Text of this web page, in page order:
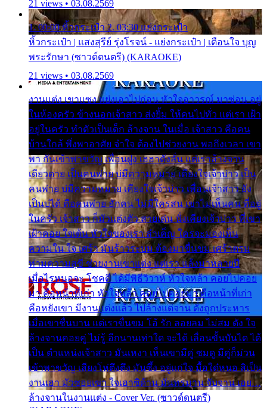
21 views • 03.08.2569
1. 00:00 หิ้วกระเป๋า 2. 03:30 แย่งกระเป๋า
หิ้วกระเป๋า | แสงสุรีย์ รุ่งโรจน์ - แย่งกระเป๋า | เตือนใจ บุญ
พระรักษา (ซาวด์ดนตรี) (KARAOKE)
21 views • 03.08.2569
งานแต่ง เขาแซง แย่งเอาไปก่อน หัวใจอาวรณ์ มาซ่อน อยู่
ในห้องครัว ข้างนอกเจ้าสาว ส่งยิ้ม ให้คนไปทั่ว แต่เรา เฝ้า
อยู่ในครัว ทำตัวเป็นเด็ก ล้างจาน ในเมื่อ เจ้าสาว คือคน
บ้านใกล้ พึ่งพาอาศัย จำใจ ต้องไปช่วยงาน พอถึงเวลา เขา
พา กันเข้าพาขวัญ เพื่อนฝูง เฮฮาดังลั่น แต่เราล้างจาน
เดียวดาย เป็นคนพ่าย บ่มีความหมาย เคียงใจเจ้าบ่าว เป็น
คนพ่าย บ่มีความหมาย เคียงใจเจ้าบ่าว เพื่อนเจ้าสาว ยัง
เป็นบ่ได้ คือคนพ่าย ฮักคน ไม่มีใครสน เขาไม่เห็นคน ที่อยู่
ในครัว เจ้าสาว ก็มัวแต่งตัว สวยเด่น นั่งเคียงเจ้าบ่าว ที่เขา
เฝ้าคอย ใจเต้น หัวใจของเรา ลำเค็ญ ใครจะมองเห็น
ความใน ใจ เศร้า มันร้าวระบม ต้องมาขื่นขม เศร้าตรม
ท่ามความสุขี ช่วยงานเขาแต่ง แต่เรา แล้งมาหลายปี
เมื่อไรหนอจะ โชคดี ได้มีพิธีวิวาห์ หัวใจหล้า คอยไปคอย
มา คือหน้าที่เก่า หัวใจหล้า คอยไปคอยมา คือหน้าที่เก่า
คือหยังเขา มีงานแต่งแล้ว ไปล้างแต่จาน ดั่งถูกประหาร
เมื่อเขาชื่นบาน แต่เราขื่นขม โอ้ รัก ลอยลม ไม่สม ดัง ใจ
ล้างจานคอยคู่ ไม่รู้ อีกนานเท่าใด จะได้ เลื่อนขั้นบันได ได้
เป็น ตำแหน่งเจ้าสาว มันเหงา เห็นเขามีคู่ ซมดู มีคู่ก็ม่วน
เข้าพาขวัญ เสียงโห่ตึงตึง มันซึ้ง อยู่แก่ใจ มื้อใด๋หนอ สิเป็น
งานเฮา มัวซอยเขา ใจเฮาซิด้าน มันทรมาน จับจาน เอย…
ล้างจานในงานแต่ง - Cover Ver. (ซาวด์ดนตรี)